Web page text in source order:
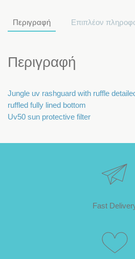
Περιγραφή Επιπλέον
Περιγραφή
Jungle uv rashguard with ruffle
ruffled fully lined bottom
Uv50 sun protective filter
Fast